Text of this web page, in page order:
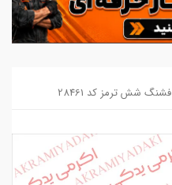
فشنگ شش ترمز کد 28461